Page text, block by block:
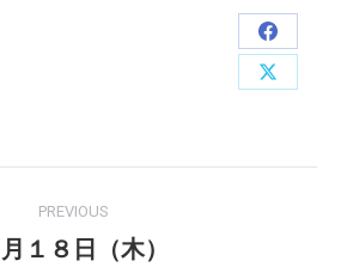
Share
on
Share
PREVIOUS
Previous
１８日（木）